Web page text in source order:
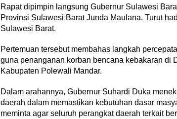
Rapat dipimpin langsung Gubernur Sulawesi
Provinsi Sulawesi Barat Junda Maulana. Turut
Sulawesi Barat.
Pertemuan tersebut membahas langkah
guna penanganan korban bencana kebakaran di
Kabupaten Polewali Mandar.
Dalam arahannya, Gubernur Suhardi Duka
daerah dalam memastikan kebutuhan dasar
meminta agar seluruh perangkat daerah terkait